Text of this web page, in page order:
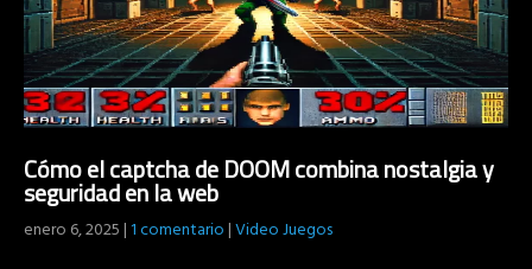
Cómo el captcha de DOOM combina nostalgia y
seguridad en la web
enero 6, 2025|1 comentario|Video Juegos